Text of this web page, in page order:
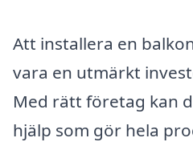
Att installera en
vara en utmärkt
Med rätt företag kan
hjälp som gör hela